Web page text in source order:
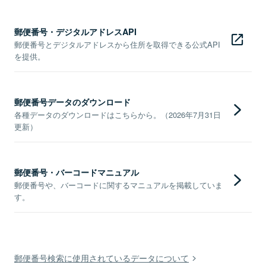
郵便番号・デジタルアドレスAPI
郵便番号とデジタルアドレスから住所を取得できる公式API
を提供。
郵便番号データのダウンロード
各種データのダウンロードはこちらから。（2026年7月31日
更新）
郵便番号・バーコードマニュアル
郵便番号や、バーコードに関するマニュアルを掲載していま
す。
郵便番号検索に使用されているデータについて